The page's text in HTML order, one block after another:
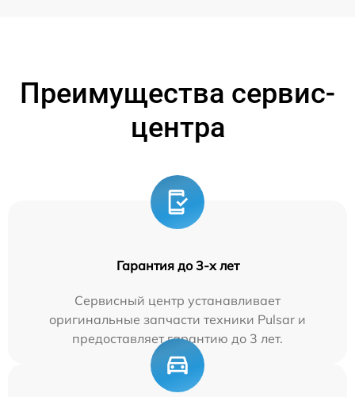
Преимущества сервис-
центра
Гарантия до 3-х лет
Сервисный центр устанавливает
оригинальные запчасти техники Pulsar и
предоставляет гарантию до 3 лет.